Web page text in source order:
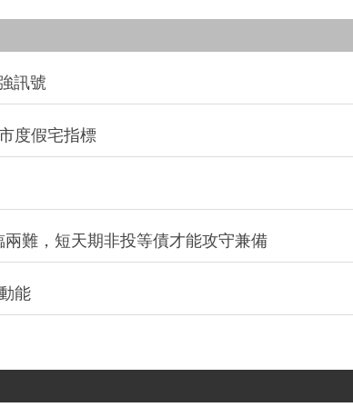
訊號
度假宅指標
難，短天期非投等債才能攻守兼備
能